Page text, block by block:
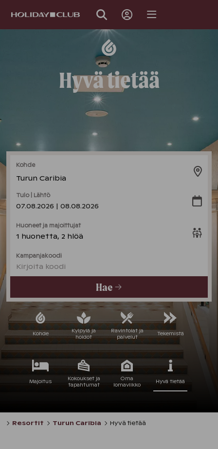
Kohde
Turun Caribia
Huoneet ja majoittujat
1 huonetta, 2 hlöä
Tulo | Lähtö
07.08.2026 | 08.08.2026
Kampanjakoodi
Kirjoita koodi
Hae
Hyvä tietää
Kohde
Kylpylä ja
hoidot
Ravintolat ja
palvelut
Tekemistä
Majoitus
Kokoukset ja
tapahtumat
Oma
lomaviikko
Hyvä tietää
Resortit Turun Caribia Hyvä tietää